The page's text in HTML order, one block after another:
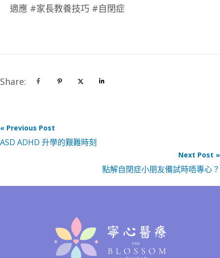
適應 #家長教養技巧 #自閉症
Share:
« Previous Post
ASD ADHD 升學的艱難時刻
Next Post »
點解自閉症小朋友備試時唔專心？